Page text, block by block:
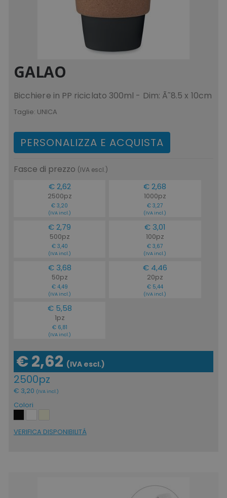
GALAO
Bicchiere in PP riciclato 300ml - Dim: Ã˜8.5 x 10cm
Taglie: UNICA
PERSONALIZZA E ACQUISTA
Fasce di prezzo (IVA escl.)
€ 2,62
2500pz
€ 3,20
(IVA incl.)
€ 2,68
1000pz
€ 3,27
(IVA incl.)
€ 2,79
500pz
€ 3,40
(IVA incl.)
€ 3,01
100pz
€ 3,67
(IVA incl.)
€ 3,68
50pz
€ 4,49
(IVA incl.)
€ 4,46
20pz
€ 5,44
(IVA incl.)
€ 5,58
1pz
€ 6,81
(IVA incl.)
€ 2,62 (IVA escl.)
2500pz
€ 3,20 (IVA incl.)
Colori
VERIFICA DISPONIBILITÁ
form_key
mage-cache-storage-section-
ls_mage-cache-storage
ls_mage-cache-storage-section-
invalidation